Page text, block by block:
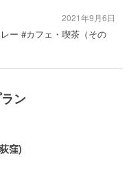
ー #カフェ・喫茶（その
2021年9月6日
ン
窪)